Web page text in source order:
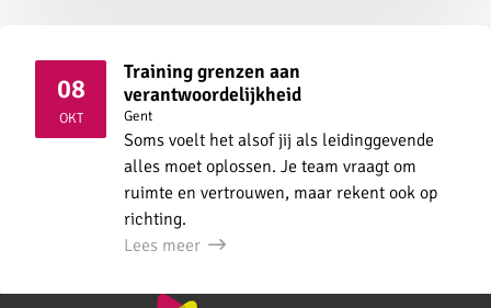
08
OKT2026
Training grenzen aan
verantwoordelijkheid
Gent
Soms voelt het alsof jij als leidinggevende
alles moet oplossen. Je team vraagt om
ruimte en vertrouwen, maar rekent ook op
richting.
Lees meer